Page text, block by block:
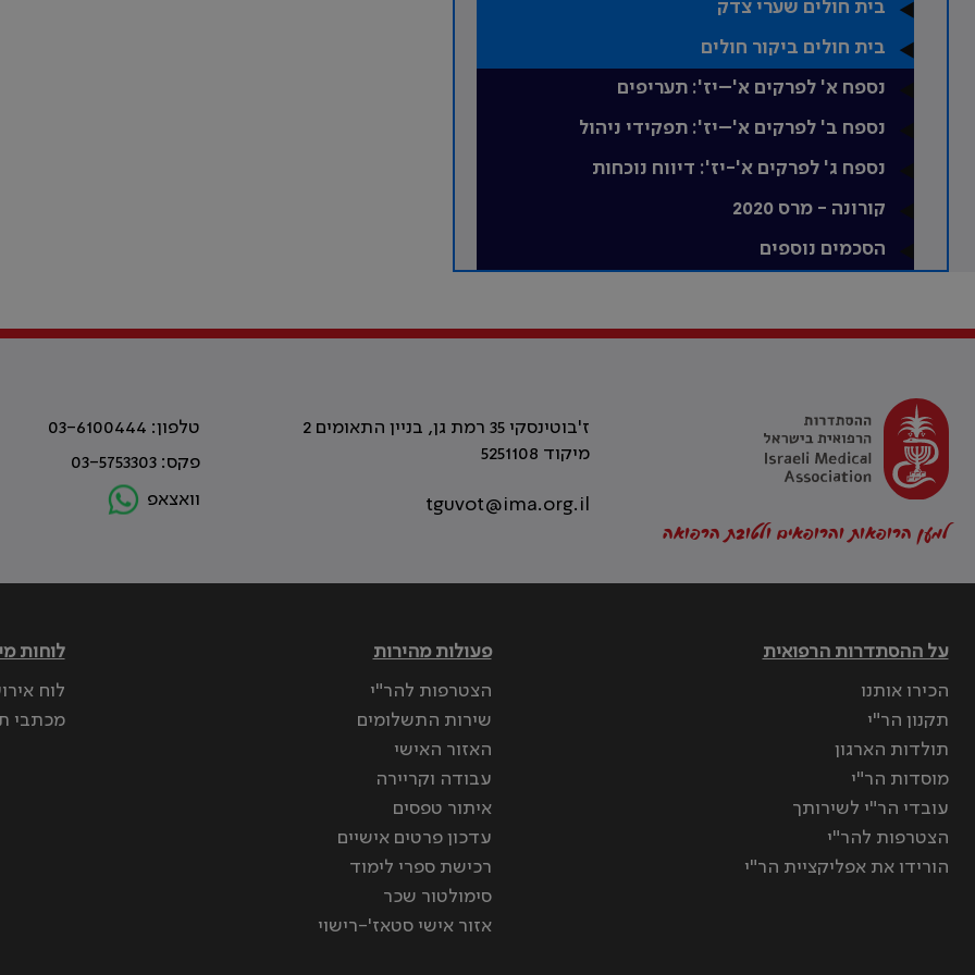
בית חולים שערי צדק
בית חולים ביקור חולים
נספח א' לפרקים א'–יז': תעריפים
נספח ב' לפרקים א'–יז': תפקידי ניהול
נספח ג' לפרקים א'-יז': דיווח נוכחות
קורונה - מרס 2020
הסכמים נוספים
למען הרופאות והרופאים ולטובת הרפואה
ז'בוטינסקי 35 רמת גן, בניין התאומים 2
מיקוד 5251108
tguvot@ima.org.il
טלפון: 03-6100444
פקס: 03-5753303
וואצאפ
על ההסתדרות הרפואית
הכירו אותנו
תקנון הר"י
תולדות הארגון
מוסדות הר"י
עובדי הר"י לשירותך
הצטרפות להר"י
הורידו את אפליקציית הר"י
פעולות מהירות
הצטרפות להר"י
שירות התשלומים
האזור האישי
עבודה וקריירה
איתור טפסים
עדכון פרטים אישיים
רכישת ספרי לימוד
סימולטור שכר
אזור אישי סטאז'-רישוי
לוחות
לוח
מכתבי